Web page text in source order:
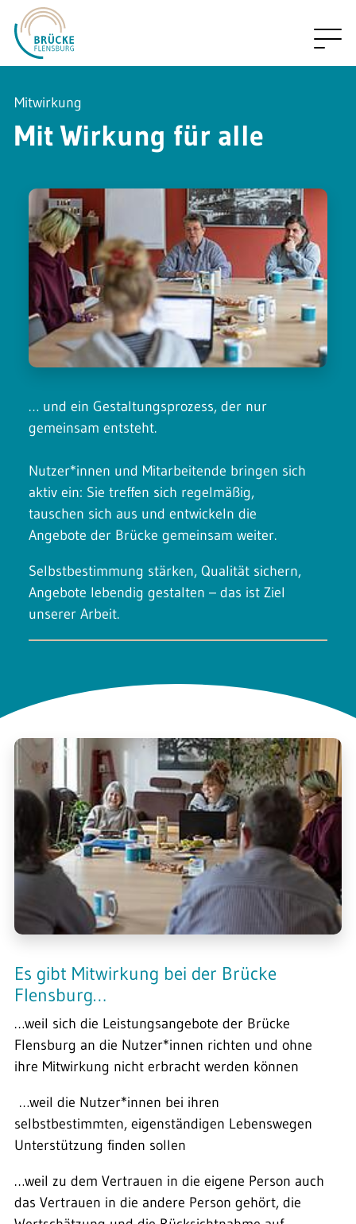
Zum Hauptinhalt springen
Mitwirkung
Mit Wirkung für alle
… und ein Gestaltungsprozess, der nur
gemeinsam entsteht.
Nutzer*innen und Mitarbeitende bringen sich
aktiv ein: Sie treffen sich regelmäßig,
tauschen sich aus und entwickeln die
Angebote der Brücke gemeinsam weiter.
Selbstbestimmung stärken, Qualität sichern,
Angebote lebendig gestalten – das ist Ziel
unserer Arbeit.
Es gibt Mitwirkung bei der Brücke
Flensburg…
…weil sich die Leistungsangebote der Brücke
Flensburg an die Nutzer*innen richten und ohne
ihre Mitwirkung nicht erbracht werden können
…weil die Nutzer*innen bei ihren
selbstbestimmten, eigenständigen Lebenswegen
Unterstützung finden sollen
…weil zu dem Vertrauen in die eigene Person auch
das Vertrauen in die andere Person gehört, die